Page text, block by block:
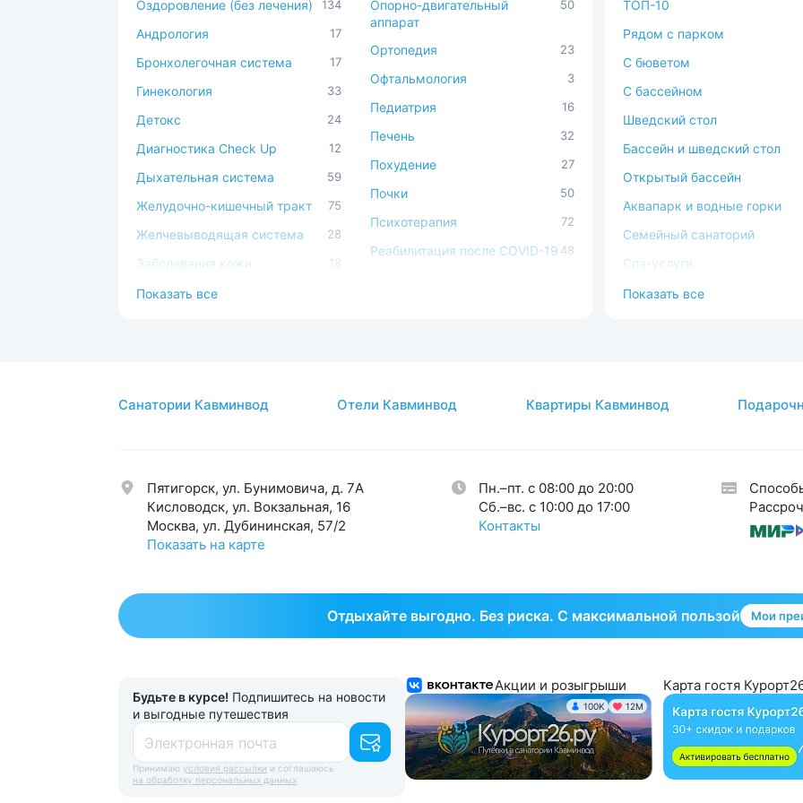
Оздоровление (без лечения) 134
Андрология 17
Бронхолегочная система 17
Гинекология 33
Детокс 24
Диагностика Check Up 12
Дыхательная система 59
Желудочно-кишечный тракт 75
Желчевыводящая система 28
Заболевания кожи 18
Иммунная система
Мочеполовая система 39
Общетерапевтический 123
Опорно-двигательный
аппарат
50
Ортопедия 23
Офтальмология 3
Педиатрия 16
Печень 32
Похудение 27
Почки 50
Психотерапия 72
Реабилитация после COVID-19 48
Суставы 26
Эстетическая гинекология 1
Показать все
ТОП-10
Рядом с парком
C бюветом
С бассейном
Шведский стол
Бассейн и шведский стол
Открытый бассейн
Аквапарк и водные горки
Семейный санаторий
Спа-услуги
В окружении леса
Показать все
Санатории Кавминвод Отели Кавминвод Квартиры Кавминвод
Пятигорск, ул. Бунимовича, д. 7A
Кисловодск, ул. Вокзальная, 16
Москва, ул. Дубининская, 57/2
Показать на карте
Пн.–пт. с 08:00 до 20:00
Cб.–вс. с 10:00 до 17:00
Контакты
Отдыхайте выгодно. Без риска. С максимальной пользой Мои
Будьте в курсе! Подпишитесь на новости
и выгодные путешествия
Электронная почта
Принимаю условия рассылки и соглашаюсь
на обработку персональных данных
Акции и розыгрыши
100K 12М
Карта гостя